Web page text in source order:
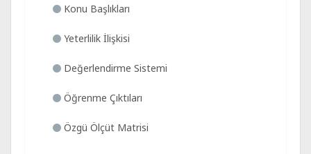
Konu Başlıkları
Yeterlilik İlişkisi
Değerlendirme Sistemi
Öğrenme Çıktıları
Özgü Ölçüt Matrisi